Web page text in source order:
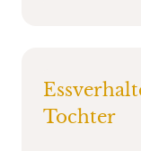
Tochter